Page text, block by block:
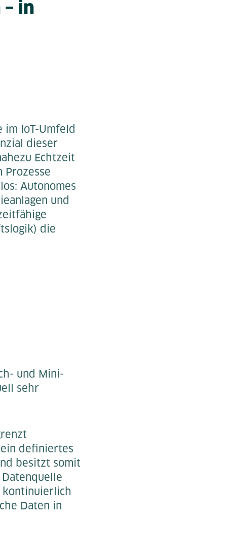
in
im IoT-Umfeld
dieser
Echtzeit
Autonomes
und
die
und Mini-
sehr
definiertes
besitzt somit
kontinuierlich
Daten in